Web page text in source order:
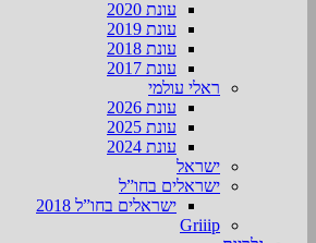
עונת 2020
עונת 2019
עונת 2018
עונת 2017
ראלי עולמי
עונת 2026
עונת 2025
עונת 2024
ישראל
ישראלים בחו”ל
ישראלים בחו”ל 2018
Griiip